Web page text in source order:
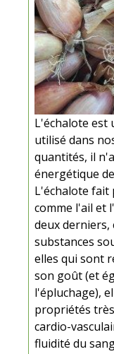
L'échalote est
utilisé dans
quantités, il
énergétique
L'échalote fait
comme l'ail et
deux derniers,
substances
elles qui sont
son goût (et
l'épluchage),
propriétés
cardio-
fluidité du